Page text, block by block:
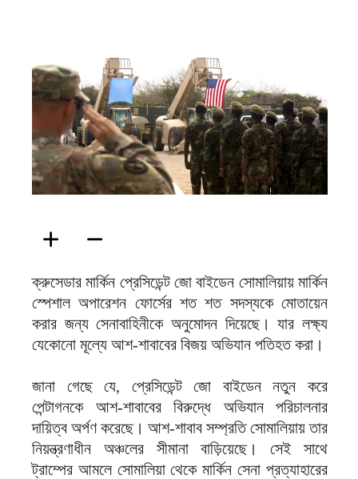
ক্রুসেডার মার্কিন প্রেসিডেন্ট জো বাইডেন সোমালিয়ায় মার্কিন
স্পেশাল অপারেশন ফোর্সের শত শত সদস্যকে মোতায়েন
করার জন্য সেনাবাহিনীকে অনুমোদন দিয়েছে। যার লক্ষ্য
যেকোনো মূল্যে আশ-শাবাবের বিজয় অভিযান পতিহত করা।
জানা গেছে যে, প্রেসিডেন্ট জো বাইডেন নতুন করে
পেন্টাগনকে আশ-শাবাবের বিরুদ্ধে অভিযান পরিচালনার
দায়িত্ব অর্পণ করেছে। আশ-শাবাব সম্প্রতি সোমালিয়ায় তার
নিয়ন্ত্রণাধীন অঞ্চলের সীমানা বাড়িয়েছে। সেই সাথে
ট্রাম্পের আমলে সোমালিয়া থেকে মার্কিন সেনা প্রত্যাহারের